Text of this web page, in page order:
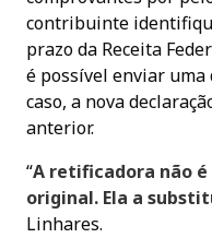
contribuinte
prazo da Receita
é possível enviar uma
caso, a nova
anterior.
“A retificadora não
original. Ela a
Linhares.